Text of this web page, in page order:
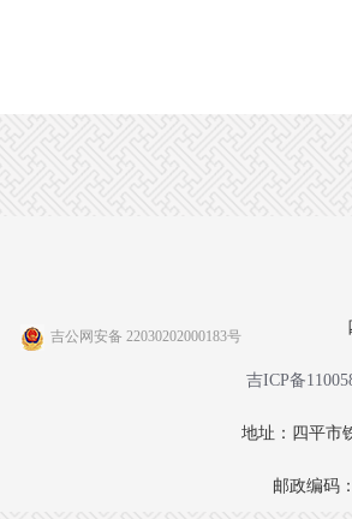
吉公网安备 22030202000183号
吉ICP备
地址：四平市
邮政编码